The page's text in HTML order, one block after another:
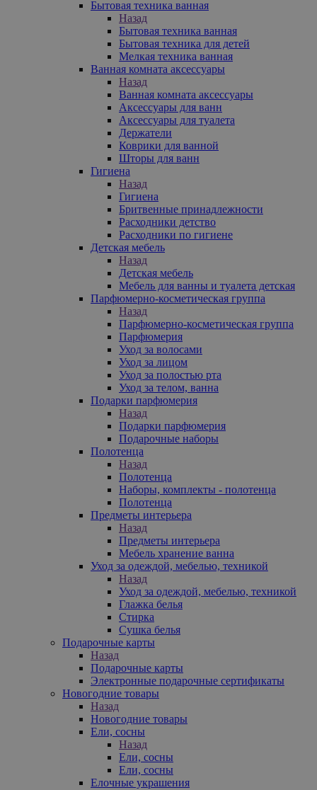
Бытовая техника ванная
Назад
Бытовая техника ванная
Бытовая техника для детей
Мелкая техника ванная
Ванная комната аксессуары
Назад
Ванная комната аксессуары
Аксессуары для ванн
Аксессуары для туалета
Держатели
Коврики для ванной
Шторы для ванн
Гигиена
Назад
Гигиена
Бритвенные принадлежности
Расходники детство
Расходники по гигиене
Детская мебель
Назад
Детская мебель
Мебель для ванны и туалета детская
Парфюмерно-косметическая группа
Назад
Парфюмерно-косметическая группа
Парфюмерия
Уход за волосами
Уход за лицом
Уход за полостью рта
Уход за телом, ванна
Подарки парфюмерия
Назад
Подарки парфюмерия
Подарочные наборы
Полотенца
Назад
Полотенца
Наборы, комплекты - полотенца
Полотенца
Предметы интерьера
Назад
Предметы интерьера
Мебель хранение ванна
Уход за одеждой, мебелью, техникой
Назад
Уход за одеждой, мебелью, техникой
Глажка белья
Стирка
Сушка белья
Подарочные карты
Назад
Подарочные карты
Электронные подарочные сертификаты
Новогодние товары
Назад
Новогодние товары
Ели, сосны
Назад
Ели, сосны
Ели, сосны
Елочные украшения